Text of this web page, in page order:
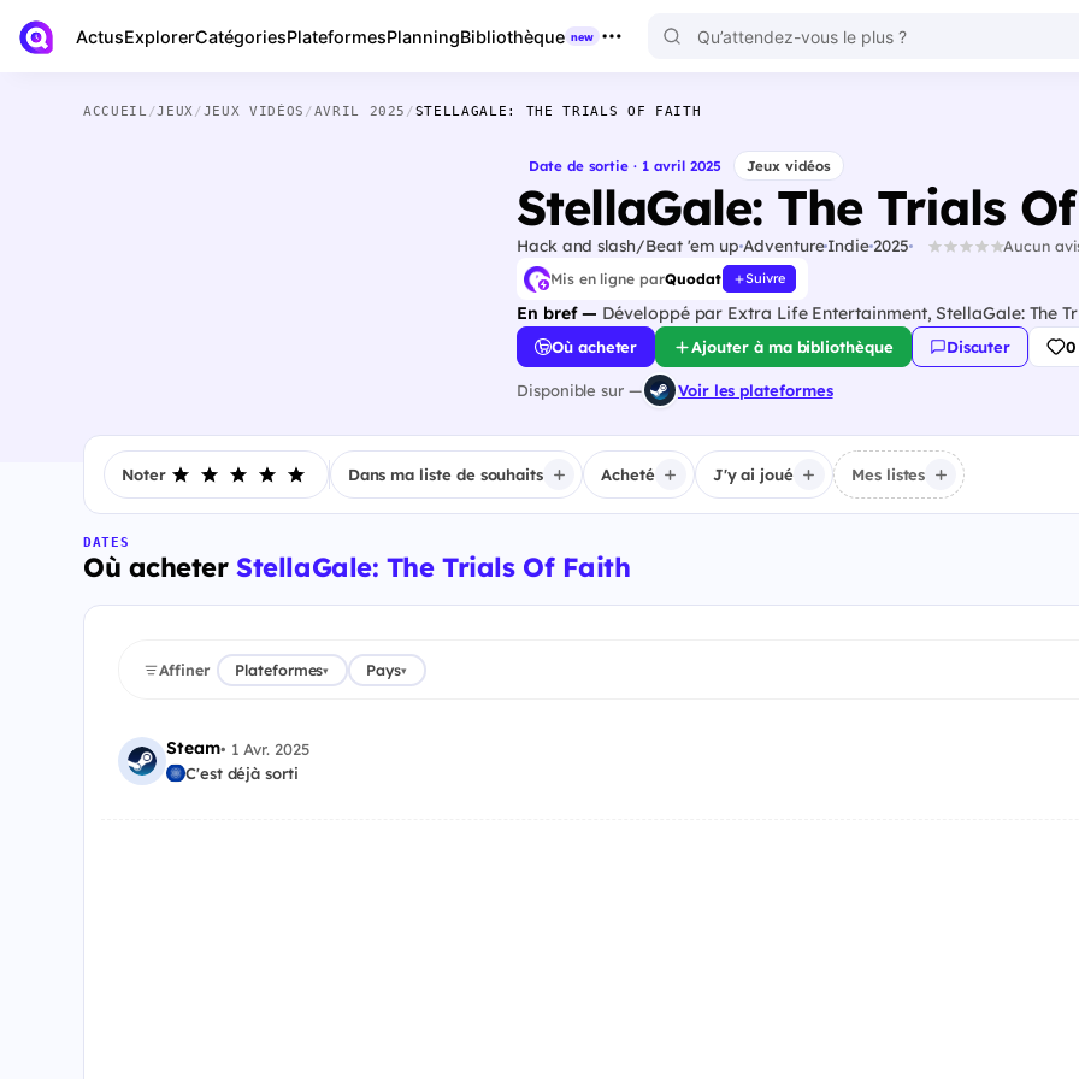
ActusExplorerCatégoriesPlateformesPlanningBibliothèque new
ACCUEIL /JEUX/JEUX VIDÉOS /AVRIL 2025 /STELLAGALE: THE TRIALS OF FAITH
Date de sortie · 1 avril 2025 Jeux vidéos
StellaGale: The Trials
Hack and slash/Beat 'em up Adventure Indie 2025 Aucun
Mis en ligne parQuodat Suivre
En bref — Développé par Extra Life Entertainment, StellaGale: The
Où acheter Ajouter à ma bibliothèque Discuter 0
Disponible sur — Voir les plateformes
Noter Dans ma liste de souhaits Acheté J'y ai joué Mes listes
DATES
Où acheterStellaGale: The Trials Of Faith
Affiner Plateformes▾ Pays▾
Steam• 1 Avr. 2025
C'est déjà sorti